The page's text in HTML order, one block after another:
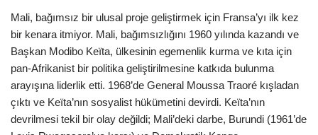
Mali, bağımsız bir ulusal proje geliştirmek için Fransa’yı ilk kez
bir kenara itmiyor. Mali, bağımsızlığını 1960 yılında kazandı ve
Başkan Modibo Keïta, ülkesinin egemenlik kurma ve kıta için
pan-Afrikanist bir politika geliştirilmesine katkıda bulunma
arayışına liderlik etti. 1968’de General Moussa Traoré kışladan
çıktı ve Keïta’nın sosyalist hükümetini devirdi. Keïta’nın
devrilmesi tekil bir olay değildi; Mali’deki darbe, Burundi (1961’de